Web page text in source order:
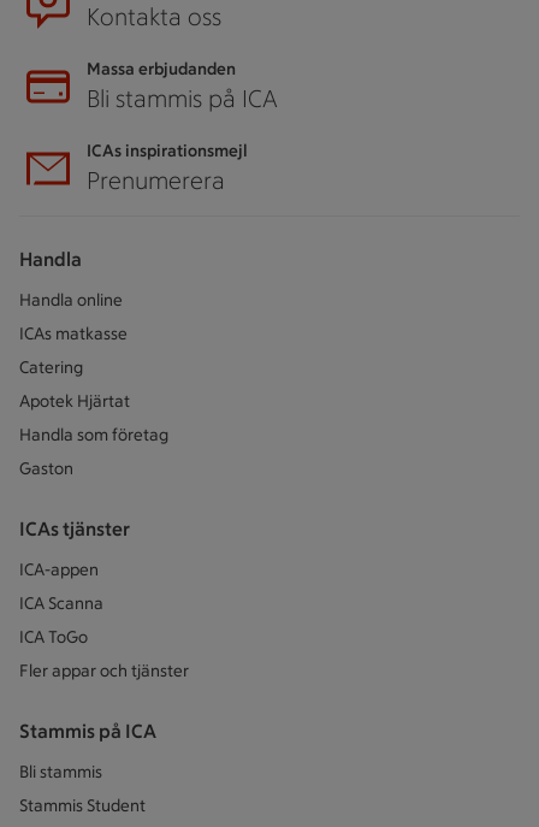
Kontakta oss
Massa erbjudanden
Bli stammis på ICA
ICAs inspirationsmejl
Prenumerera
Handla
Handla online
ICAs matkasse
Catering
Apotek Hjärtat
Handla som företag
Gaston
ICAs tjänster
ICA-appen
ICA Scanna
ICA ToGo
Fler appar och tjänster
Stammis på ICA
Bli stammis
Stammis Student